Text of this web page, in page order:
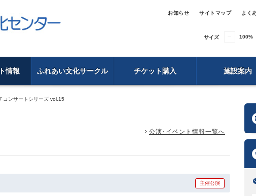
お知らせ サイトマップ よく
サイズ 100%
情報 ふれあい文化サークル チケット購入 施設案内
コンサートシリーズ vol.15
公演･イベント情報一覧へ
主催公演